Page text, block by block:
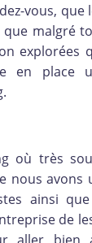
vous,
malgré
explorées
en place
où très
nous avons
ainsi
de
aller bien